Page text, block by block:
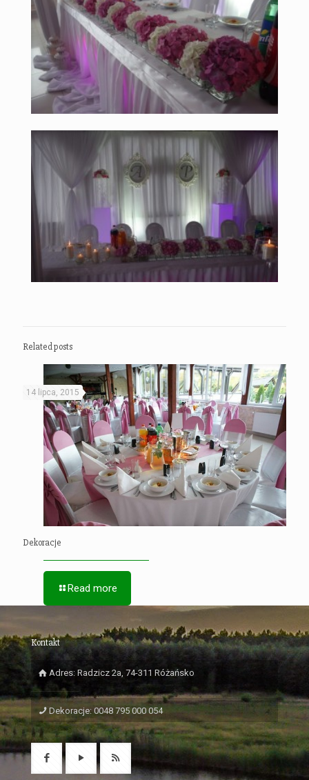
Related posts
14 lipca, 2015
Dekoracje
Read more
Kontakt
Adres: Radzicz 2a, 74-311 Różańsko
Dekoracje: 0048 795 000 054